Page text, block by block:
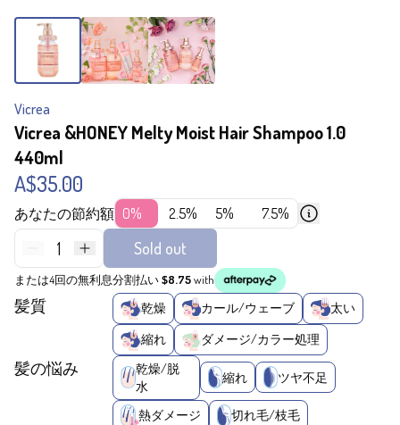
Vicrea
Vicrea &HONEY Melty Moist Hair Shampoo 1.0
440ml
A$35.00
あなたの節約額 0% 2.5% 5% 7.5%
1 Sold out
または4回の無利息分割払い$8.75with
髪質 乾燥 カール/ウェーブ 太い
縮れ ダメージ/カラー処理
髪の悩み
乾燥/脱
水
縮れ ツヤ不足
熱ダメージ 切れ毛/枝毛